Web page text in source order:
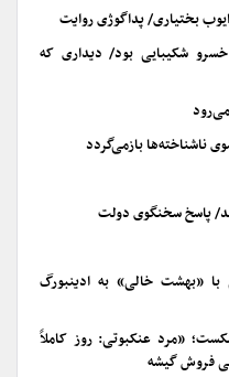
ایوب بختیاری/ پداگوژی روایت
خسرو شکیبایی بود/ دیداری که
ناشناخته‌ها بازمی‌گردد
شد/ پاسخ سخنگوی دولت
با «بهشت خالی» به ادینبورگ
«مرد عنکبوتی: روز کاملاً
فروش گیشه